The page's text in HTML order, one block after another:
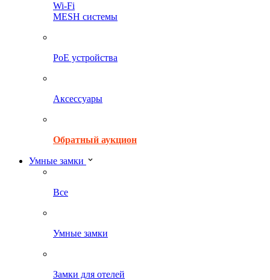
Wi-Fi
MESH системы
PoE устройства
Аксессуары
Обратный аукцион
Умные замки
Все
Умные замки
Замки для отелей